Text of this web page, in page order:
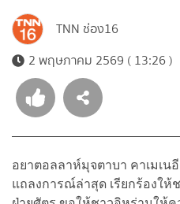
TNN ช่อง16
2 พฤษภาคม 2569 ( 13:26 )
อยาตอลลาห์มุจตาบา คาเมเน
แถลงการณ์ล่าสุด เรียกร้องให้